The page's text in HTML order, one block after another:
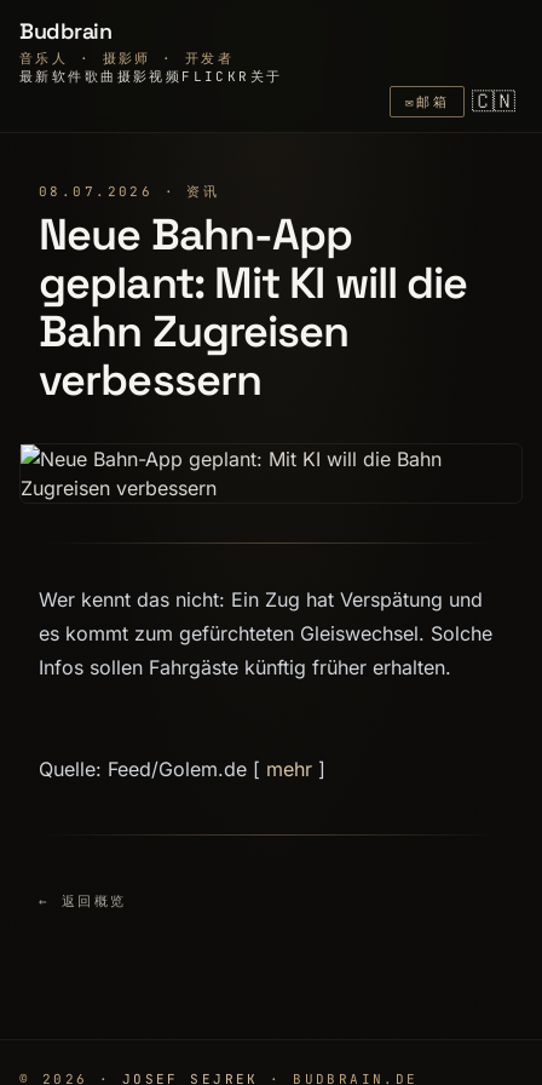
Budbrain
音乐人 · 摄影师 · 开发者
最新 软件 歌曲 摄影视频 FLICKR 关于
✉邮箱 🇨🇳
08.07.2026 · 资讯
Neue Bahn-App
geplant: Mit KI will die
Bahn Zugreisen
verbessern
Wer kennt das nicht: Ein Zug hat Verspätung und
es kommt zum gefürchteten Gleiswechsel. Solche
Infos sollen Fahrgäste künftig früher erhalten.
Quelle: Feed/Golem.de [ mehr ]
← 返回概览
© 2026 · JOSEF SEJREK · BUDBRAIN.DE